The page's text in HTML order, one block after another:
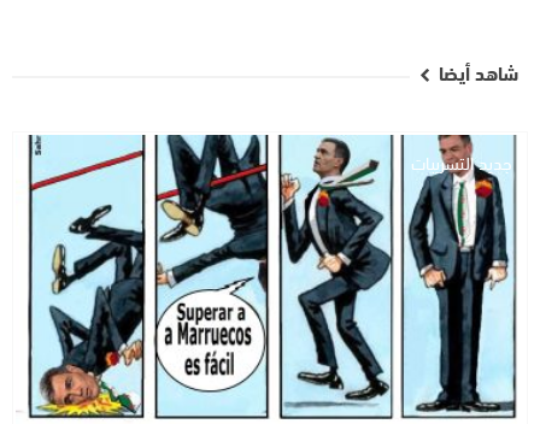
شاهد أيضا
جديد التسريبات